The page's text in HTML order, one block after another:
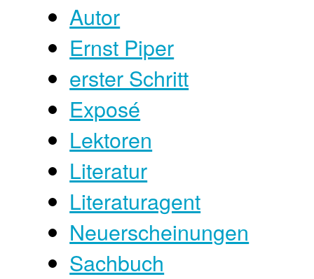
Autor
Ernst Piper
erster Schritt
Exposé
Lektoren
Literatur
Literaturagent
Neuerscheinungen
Sachbuch